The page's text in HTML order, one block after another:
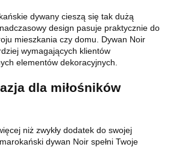
dywany cieszą się tak dużą
design pasuje praktycznie do
mieszkania czy domu. Dywan Noir
wymagających klientów
elementów dekoracyjnych.
dla miłośników
niż zwykły dodatek do swojej
dywan Noir spełni Twoje